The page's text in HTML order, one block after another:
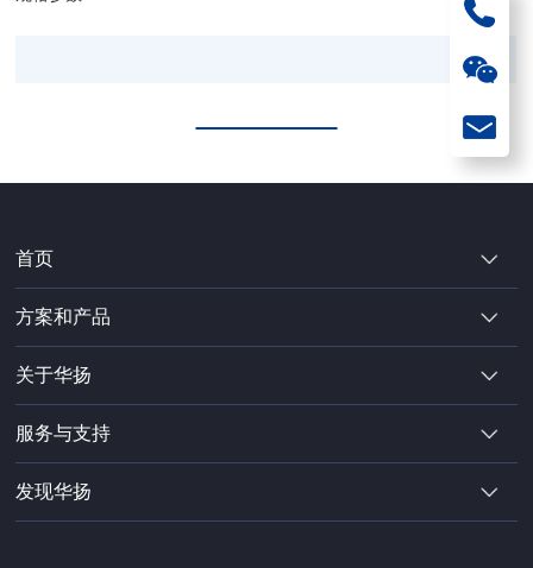
首页
方案和产品
关于华扬
服务与支持
发现华扬